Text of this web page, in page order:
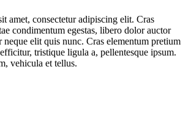
amet, consectetur adipiscing elit. Cras
condimentum egestas, libero dolor auctor
neque elit quis nunc. Cras elementum pretium
tristique ligula a, pellentesque ipsum.
vehicula et tellus.